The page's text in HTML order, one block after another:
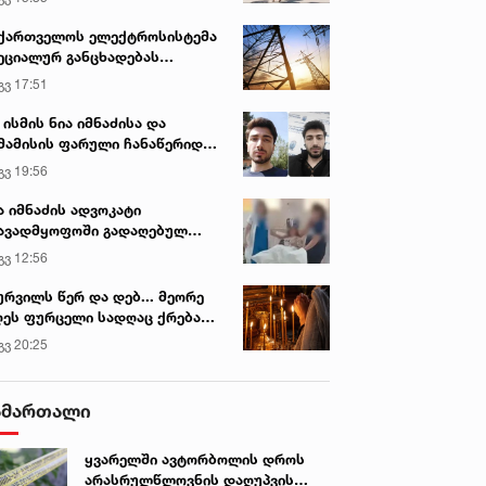
ელექტროსისტემა
განცხადებას
17:51
ნია იმნაძისა და
ფარული ჩანაწერიდან
ავალიანის მკვლელობის
19:56
იმნაძის ადვოკატი
გადაღებულ
ავრცელებს
12:56
წერ და დებ... მეორე
ფურცელი სადღაც ქრება
სურვილი სრულდება...“ -
ტაძარი შიდა
20:25
ყვარელში ავტორბოლის დროს
არასრულწლოვნის დაღუპვის